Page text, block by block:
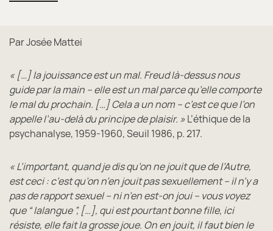
Par Josée Mattei
« […] la jouissance est un mal. Freud là-dessus nous
guide par la main – elle est un mal parce qu’elle comporte
le mal du prochain. […] Cela a un nom – c’est ce que l’on
appelle l’au-delà du principe de plaisir. »L’éthique de la
psychanalyse, 1959-1960, Seuil 1986, p. 217.
« L’important, quand je dis qu’on ne jouit que de l’Autre,
est ceci : c’est qu’on n’en jouit pas sexuellement – il n’y a
pas de rapport sexuel – ni n’en est-on joui – vous voyez
que “ lalangue ”, […], qui est pourtant bonne fille, ici
résiste, elle fait la grosse joue. On en jouit, il faut bien le